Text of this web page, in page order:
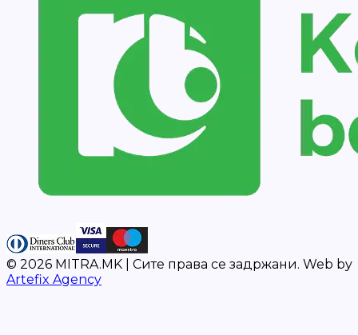
© 2026 MITRA.MK | Сите права се задржани. Web by
Artefix Agency